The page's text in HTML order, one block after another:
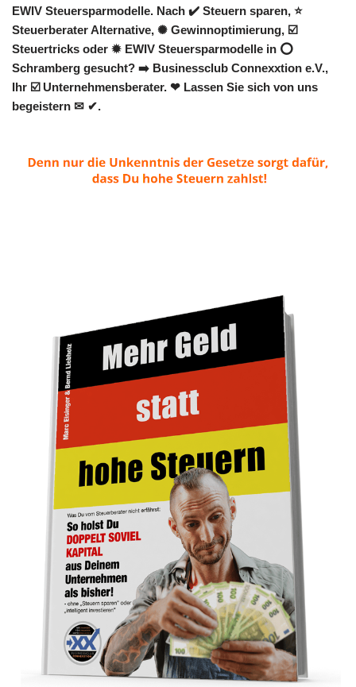
EWIV Steuersparmodelle. Nach ✔️ Steuern sparen, ⭐
Steuerberater Alternative, ✺ Gewinnoptimierung, ☑️
Steuertricks oder ✹ EWIV Steuersparmodelle in ⭕
Schramberg gesucht? ➡️ Businessclub Connexxtion e.V.,
Ihr ☑️ Unternehmensberater. ❤ Lassen Sie sich von uns
begeistern ✉ ✔.